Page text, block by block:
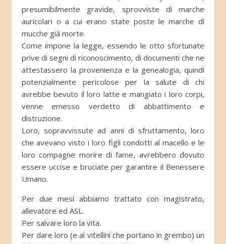
presumibilmente gravide, sprovviste di marche
auricolari o a cui erano state poste le marche di
mucche già morte.
Come impone la legge, essendo le otto sfortunate
prive di segni di riconoscimento, di documenti che ne
attestassero la provenienza e la genealogia, quindi
potenzialmente pericolose per la salute di chi
avrebbe bevuto il loro latte e mangiato i loro corpi,
venne emesso verdetto di abbattimento e
distruzione.
Loro, sopravvissute ad anni di sfruttamento, loro
che avevano visto i loro figli condotti al macello e le
loro compagne morire di fame, avrebbero dovuto
essere uccise e bruciate per garantire il Benessere
Umano.
Per due mesi abbiamo trattato con magistrato,
allevatore ed ASL.
Per salvare loro la vita.
Per dare loro (e ai vitellini che portano in grembo) un